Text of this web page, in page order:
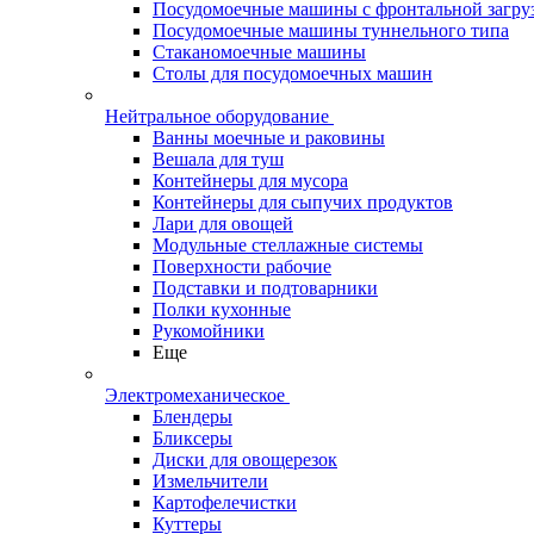
Посудомоечные машины с фронтальной
Посудомоечные машины туннельного типа
Стаканомоечные машины
Столы для посудомоечных машин
Нейтральное оборудование
Ванны моечные и раковины
Вешала для туш
Контейнеры для мусора
Контейнеры для сыпучих продуктов
Лари для овощей
Модульные стеллажные системы
Поверхности рабочие
Подставки и подтоварники
Полки кухонные
Рукомойники
Еще
Электромеханическое
Блендеры
Бликсеры
Диски для овощерезок
Измельчители
Картофелечистки
Куттеры